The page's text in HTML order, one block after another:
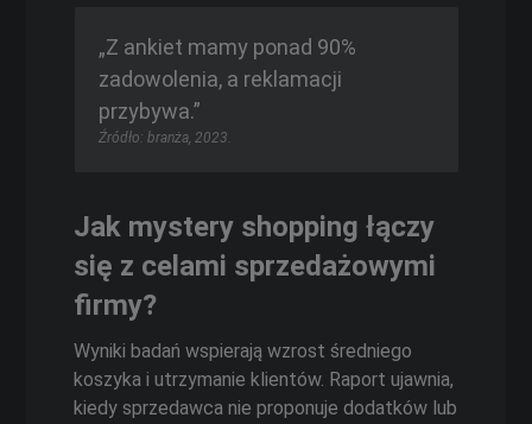
„Z ankiet mamy ponad 90%
zadowolenia, a reklamacji
przybywa.”
Źródło: branża, 2023.
Jak mystery shopping łączy
się z celami sprzedażowymi
firmy?
Wyniki badań wspierają wzrost średniego
koszyka i utrzymanie klientów. Raport ujawnia,
kiedy sprzedawca nie proponuje dodatków lub